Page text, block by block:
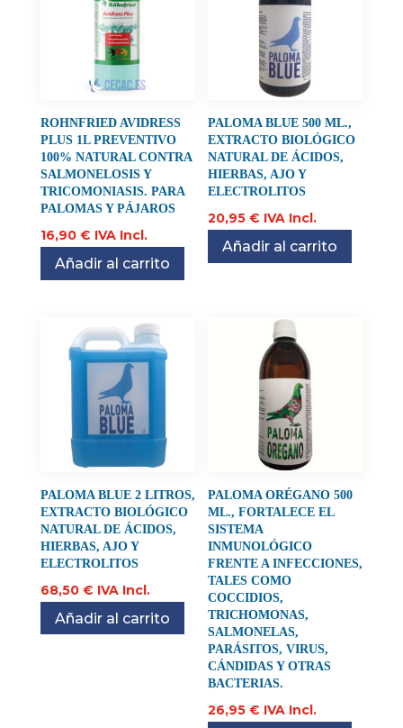
ROHNFRIED AVIDRESS
PLUS 1L PREVENTIVO
100% NATURAL CONTRA
SALMONELOSIS Y
TRICOMONIASIS. PARA
PALOMAS Y PÁJAROS
16,90 € IVA Incl.
Añadir al carrito
PALOMA BLUE 500 ML.,
EXTRACTO BIOLÓGICO
NATURAL DE ÁCIDOS,
HIERBAS, AJO Y
ELECTROLITOS
20,95€ IVA Incl.
Añadir al carrito
PALOMA BLUE 2 LITROS,
EXTRACTO BIOLÓGICO
NATURAL DE ÁCIDOS,
HIERBAS, AJO Y
ELECTROLITOS
68,50 € IVA Incl.
Añadir al carrito
PALOMA ORÉGANO 500
ML., FORTALECE EL
SISTEMA
INMUNOLÓGICO
FRENTE A INFECCIONES,
TALES COMO
COCCIDIOS,
TRICHOMONAS,
SALMONELAS,
PARÁSITOS, VIRUS,
CÁNDIDAS Y OTRAS
BACTERIAS.
26,95€ IVA Incl.